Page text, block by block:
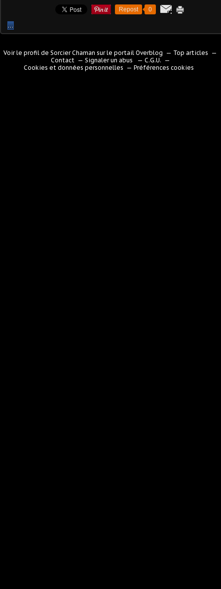
Repost 0
…
Voir le profil deSorcier Chaman sur le portail Overblog
Top articles
Contact
Signaler un abus
C.G.U.
Cookies et données personnelles
Préférences cookies